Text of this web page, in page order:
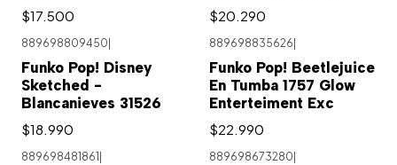
$17.500 $20.290
889698809450
Funko Pop! Disney
Sketched -
Blancanieves 31526
$18.990
889698835626
Funko Pop! Beetlejuice
En Tumba 1757 Glow
Enterteiment Exc
$22.990
889698481861| 889698673280|